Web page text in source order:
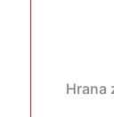
Hrana